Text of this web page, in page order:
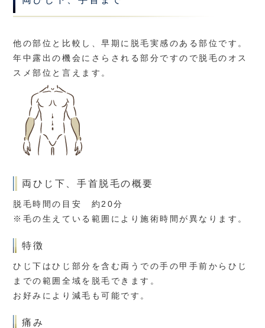
他の部位と比較し、早期に脱毛実感のある部位です。
年中露出の機会にさらされる部分ですので脱毛のオス
スメ部位と言えます。
両ひじ下、手首脱毛の概要
脱毛時間の目安 約20分
※毛の生えている範囲により施術時間が異なります。
特徴
ひじ下はひじ部分を含む両うでの手の甲手前からひじ
までの範囲全域を脱毛できます。
お好みにより減毛も可能です。
痛み